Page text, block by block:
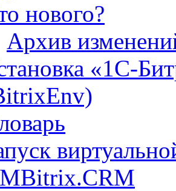
нового?
Архив
«1С-